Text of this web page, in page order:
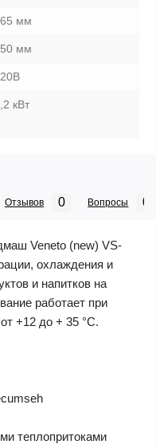
мм
мм
кВт
Отзывов 0 Вопросы 0
Veneto (new) VS-
охлаждения и
и напитков на
работает при
+12 до + 35 °С.
теплопритоками